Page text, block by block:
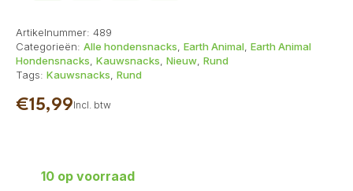
Artikelnummer: 489
Categorieën: Alle hondensnacks Earth Animal Earth Animal
Hondensnacks Kauwsnacks Nieuw Rund
Tags: Kauwsnacks Rund
€15,99Incl. btw
10 op voorraad